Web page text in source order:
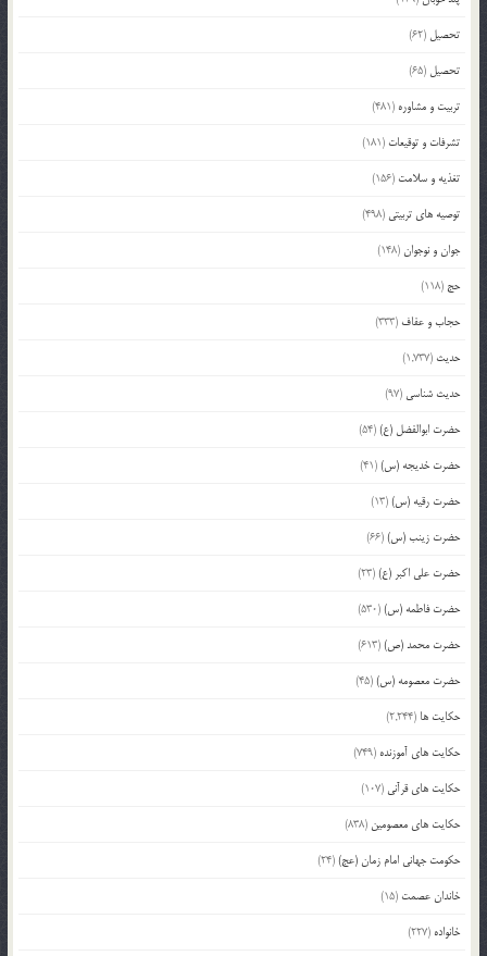
تحصیل (62)
تحصیل (65)
تربیت و مشاوره (481)
تشرفات و توقیعات (181)
تغذیه و سلامت (156)
توصیه های تربیتی (498)
جوان و نوجوان (148)
حج (118)
حجاب و عفاف (333)
حدیث (1,737)
حدیث شناسی (97)
حضرت ابوالفضل (ع)(54)
حضرت خدیجه (س)(41)
حضرت رقیه (س)(13)
حضرت زینب (س)(66)
حضرت علی اکبر (ع)(23)
حضرت فاطمه (س)(530)
حضرت محمد (ص)(613)
حضرت معصومه (س)(45)
حکایت ها (2,244)
حکایت های آموزنده (749)
حکایت های قرآنی (107)
حکایت های معصومین (838)
حکومت جهانی امام زمان (عج)(24)
خاندان عصمت (15)
خانواده (227)